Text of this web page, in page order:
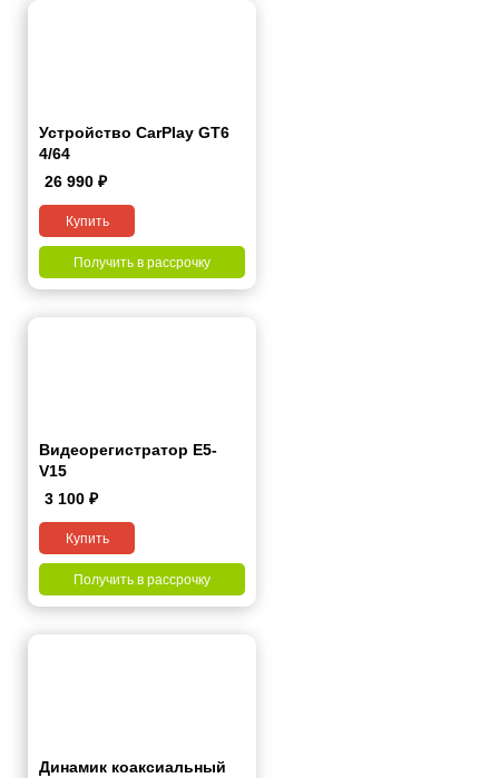
Устройство CarPlay GT6
4/64
26 990 ₽
Купить
Получить в рассрочку
Видеорегистратор E5-
V15
3 100 ₽
Купить
Получить в рассрочку
Динамик коаксиальный